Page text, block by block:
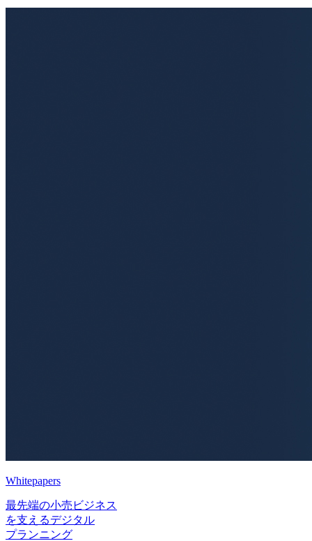
Whitepapers
最先端の小売ビジネス
を支えるデジタル
プランニング